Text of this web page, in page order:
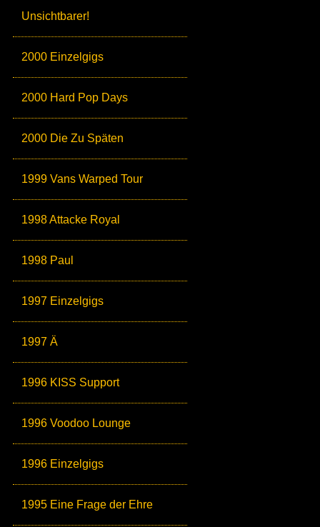
Unsichtbarer!
2000 Einzelgigs
2000 Hard Pop Days
2000 Die Zu Späten
1999 Vans Warped Tour
1998 Attacke Royal
1998 Paul
1997 Einzelgigs
1997 Ä
1996 KISS Support
1996 Voodoo Lounge
1996 Einzelgigs
1995 Eine Frage der Ehre